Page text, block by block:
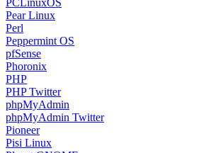
Pear Linux
Perl
Peppermint OS
pfSense
Phoronix
PHP
PHP Twitter
phpMyAdmin
phpMyAdmin Twitter
Pioneer
Pisi Linux